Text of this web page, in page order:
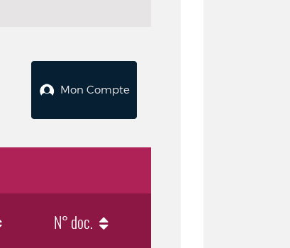
Mon Compte
N° doc.